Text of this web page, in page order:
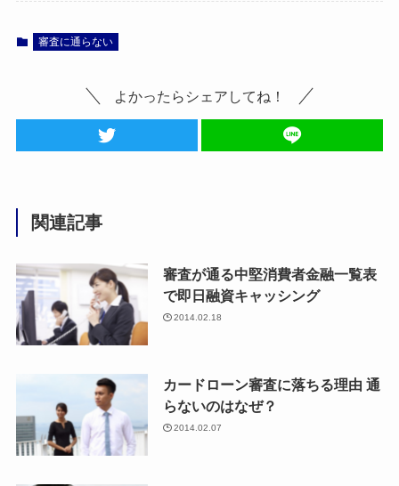
審査に通らない
よかったらシェアしてね！
関連記事
審査が通る中堅消費者金融一覧表
で即日融資キャッシング
2014.02.18
カードローン審査に落ちる理由 通
らないのはなぜ？
2014.02.07